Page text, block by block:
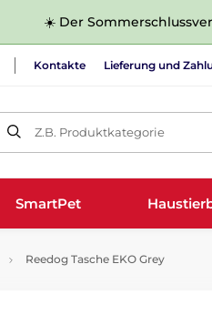
☀️ Der
Kontakte Lieferung und
Z.B. Produktkategorie
SmartPet
Reedog Tasche EKO Grey